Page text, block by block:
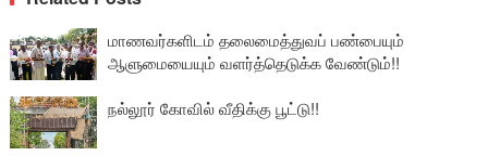
மாணவர்களிடம் தலைமைத்துவப் பண்பையும்
ஆளுமையையும் வளர்த்தெடுக்க வேண்டும்!!
நல்லூர் கோவில் வீதிக்கு பூட்டு!!